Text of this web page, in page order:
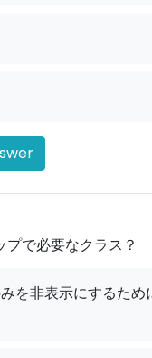
で必要なクラス？
を非表示にするため